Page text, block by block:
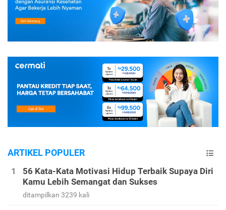
ARTIKEL POPULER
56 Kata-Kata Motivasi Hidup Terbaik Supaya Diri
Kamu Lebih Semangat dan Sukses
ditampilkan 3239 kali